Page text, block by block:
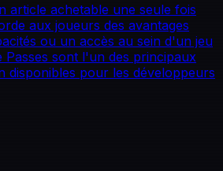
article achetable une seule fois
aux joueurs des avantages
ou un accès au sein d'un jeu
Passes sont l'un des principaux
disponibles pour les développeurs